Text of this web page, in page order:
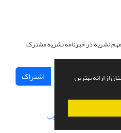
از ارائه بهترین
مهم نشریه در خبرنامه نشریه مشترک
اشتراک
و پیاده سازی از سیناوب